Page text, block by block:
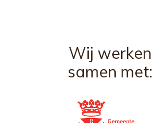
Wij werken
samen met: